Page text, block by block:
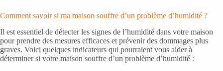
Comment savoir si ma maison souffre d’un problème d’humidité ?
Il est essentiel de détecter les signes de l’humidité dans votre maison
pour prendre des mesures efficaces et prévenir des dommages plus
graves. Voici quelques indicateurs qui pourraient vous aider à
déterminer si votre maison souffre d’un problème d’humidité :